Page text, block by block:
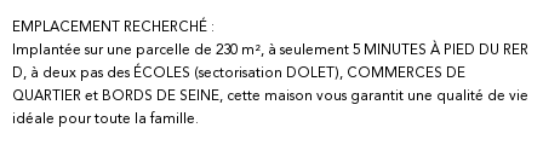
EMPLACEMENT RECHERCHÉ :
Implantée sur une parcelle de 230 m², à seulement 5 MINUTES À PIED DU RER
D, à deux pas des ÉCOLES (sectorisation DOLET), COMMERCES DE
QUARTIER et BORDS DE SEINE, cette maison vous garantit une qualité de vie
idéale pour toute la famille.